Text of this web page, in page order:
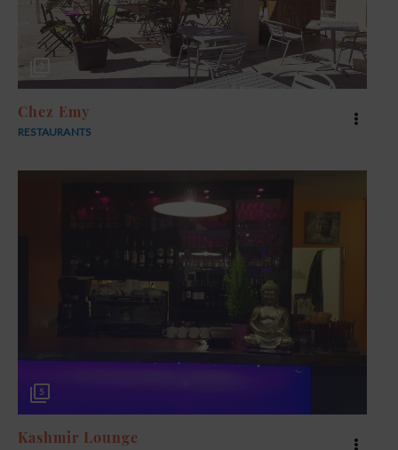
3
Chez Emy
RESTAURANTS
5
Kashmir Lounge